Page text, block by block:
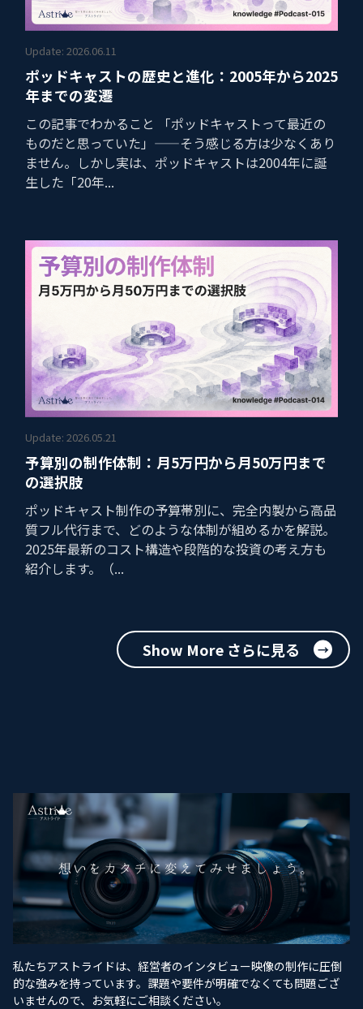
Update: 2026.06.11
ポッドキャストの歴史と進化：2005年から2025
年までの変遷
この記事でわかること 「ポッドキャストって最近の
ものだと思っていた」——そう感じる方は少なくあり
ません。しかし実は、ポッドキャストは2004年に誕
生した「20年...
Update: 2026.05.21
予算別の制作体制：月5万円から月50万円まで
の選択肢
ポッドキャスト制作の予算帯別に、完全内製から高品
質フル代行まで、どのような体制が組めるかを解説。
2025年最新のコスト構造や段階的な投資の考え方も
紹介します。（...
Show More さらに見る
私たちアストライドは、経営者のインタビュー映像の制作に圧倒
的な強みを持っています。課題や要件が明確でなくても問題ござ
いませんので、お気軽にご相談ください。